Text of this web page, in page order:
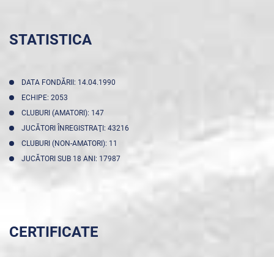
STATISTICA
DATA FONDĂRII: 14.04.1990
ECHIPE: 2053
CLUBURI (AMATORI): 147
JUCĂTORI ÎNREGISTRAŢI: 43216
CLUBURI (NON-AMATORI): 11
JUCĂTORI SUB 18 ANI: 17987
CERTIFICATE